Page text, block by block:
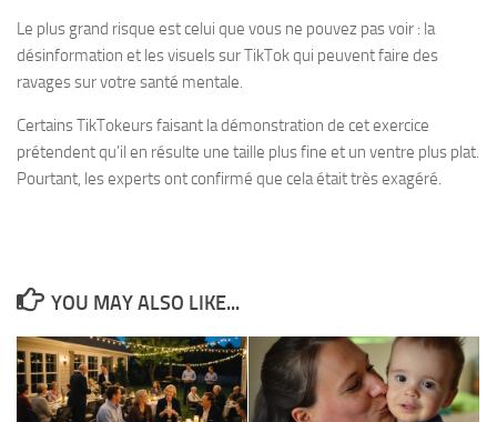
Le plus grand risque est celui que vous ne pouvez pas voir : la
désinformation et les visuels sur TikTok qui peuvent faire des
ravages sur votre santé mentale.
Certains TikTokeurs faisant la démonstration de cet exercice
prétendent qu’il en résulte une taille plus fine et un ventre plus plat.
Pourtant, les experts ont confirmé que cela était très exagéré.
YOU MAY ALSO LIKE...